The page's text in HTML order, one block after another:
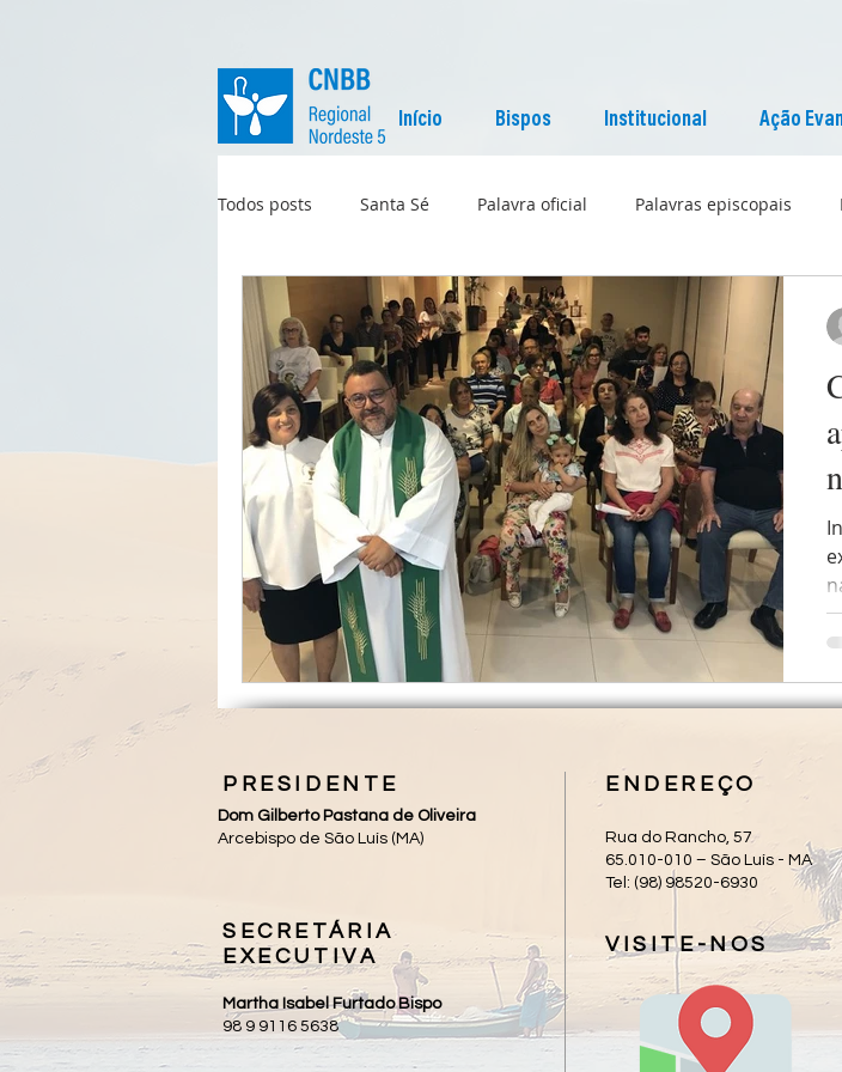
Início Bispos Institucional Ação
Todos posts Santa Sé Palavra oficial Palavras episcopais
Regional Igreja no Mundo Liturgia Pascom Maranhão
PRESIDENTE
Dom Gilberto Pastana de Oliveira
Arcebispo de São Luís (MA)
SECRETÁRIA
EXECUTIVA
Martha Isabel Furtado Bispo
98 9 9116 5638
ENDEREÇO
Rua do Rancho, 57
65.010-010 – São Luís - MA
Tel: (98) 98520-6930
VISITE-NOS